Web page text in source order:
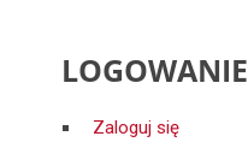
LOGOWANIE
Zaloguj się